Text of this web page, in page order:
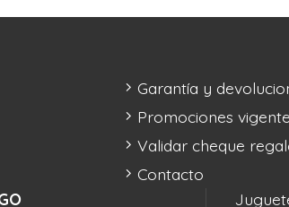
Garantía y
Promociones
Validar cheque
Contacto